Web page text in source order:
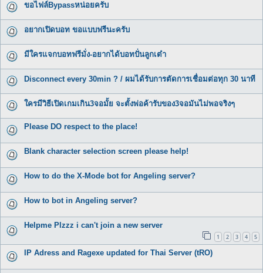
ขอไฟล์Bypassหน่อยครับ
อยากเปิดบอท ขอแบบฟรีนะครับ
มีใครแจกบอทฟรีมั่ง-อยากได้บอทปั่นลูกเต๋า
Disconnect every 30min ? / ผมได้รับการตัดการเชื่อมต่อทุก 30 นาที
ใครมีวิธีเปิดเกมเกิน3จอมั้ย จะตั้งพ่อค้ารับของ3จอมันไม่พอจริงๆ
Please DO respect to the place!
Blank character selection screen please help!
How to do the X-Mode bot for Angeling server?
How to bot in Angeling server?
Helpme Plzzz i can't join a new server
1 2 3 4 5
IP Adress and Ragexe updated for Thai Server (tRO)